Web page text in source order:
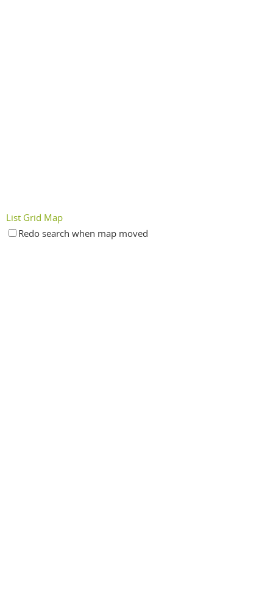
List Grid Map
Redo search when map moved